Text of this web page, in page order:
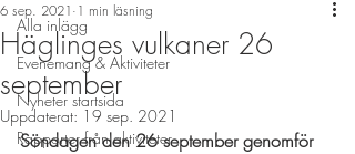
Alla inlägg
Evenemang & Aktiviteter
Nyheter startsida
Rapporter från aktiviteter
Häglinges vulkaner 26
september
6 sep. 2021 1 min läsning
Uppdaterat: 19 sep. 2021
Söndagen den 26 september genomför